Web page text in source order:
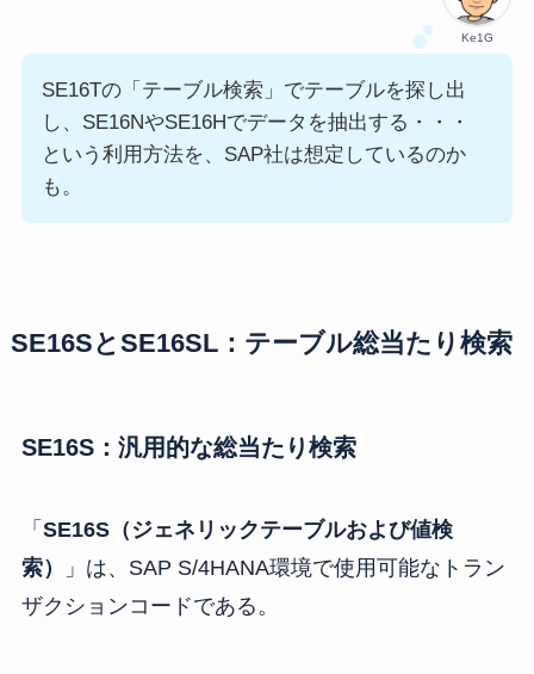
Ke1G
SE16Tの「テーブル検索」でテーブルを探し出
し、SE16NやSE16Hでデータを抽出する・・・
という利用方法を、SAP社は想定しているのか
も。
SE16SとSE16SL：テーブル総当たり検索
SE16S：汎用的な総当たり検索
「 SE16S（ジェネリックテーブルおよび値検
索）
」は、SAP S/4HANA環境で使用可能なトラン
ザクションコードである。